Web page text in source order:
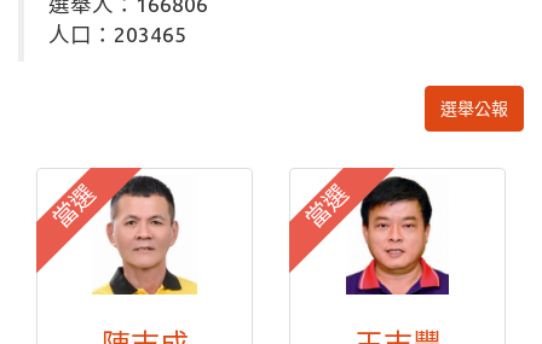
人口：203465
選舉公報
當選 當選